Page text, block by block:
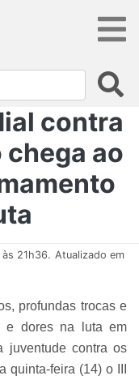
contra
ao
21h36. Atualizado em
profundas trocas e
e dores na luta em
juventude contra os
feira (14) o III